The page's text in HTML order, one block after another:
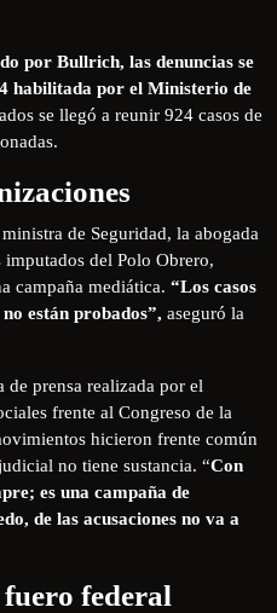
por Bullrich, las denuncias se
habilitada por el Ministerio de
se llegó a reunir 924 casos de
de Seguridad, la abogada
del Polo Obrero,
campaña mediática. “Los casos
están probados”, aseguró la
de prensa realizada por el
frente al Congreso de la
hicieron frente común
no tiene sustancia. “Con
es una campaña de
de las acusaciones no va a
fuero federal